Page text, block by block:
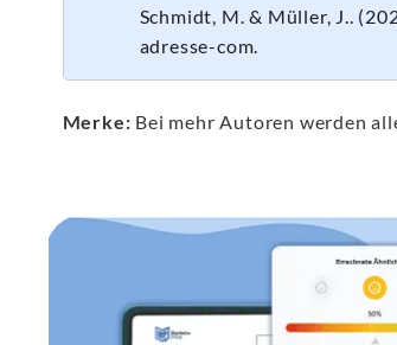
Schmidt, M. & Müller, J..
adresse-com.
Merke: Bei mehr Autoren werden